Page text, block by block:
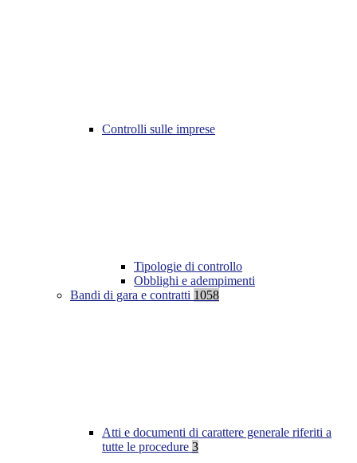
Controlli sulle imprese
Tipologie di controllo
Obblighi e adempimenti
Bandi di gara e contratti 1058
Atti e documenti di carattere generale riferiti a
tutte le procedure 3